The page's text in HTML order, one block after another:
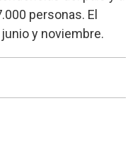
personas. El
y noviembre.